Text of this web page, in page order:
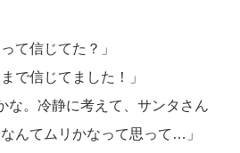
て信じてた？」
で信じてました！」
な。冷静に考えて、サンタさん
んてムリかなって思って…」